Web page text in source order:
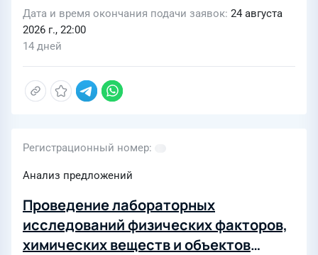
Дата и время окончания подачи заявок 24 августа
2026 г., 22:00
14 дней
Регистрационный номер
Анализ предложений
Проведение лабораторных
исследований физических факторов,
химических веществ и объектов